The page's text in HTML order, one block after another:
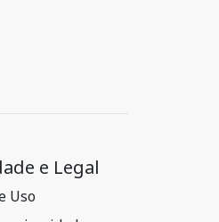
e Legal
Uso